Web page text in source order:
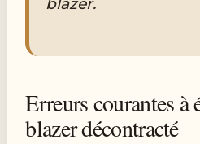
Erreurs courantes à
blazer décontracté